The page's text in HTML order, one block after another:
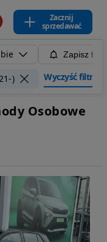
Zacznij
sprzedawać
Zapisz
) Wyczyść filtry
Osobowe